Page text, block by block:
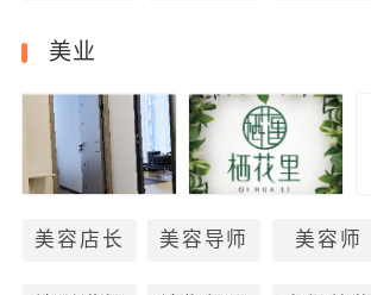
美业
美容店长 美容导师 美容师